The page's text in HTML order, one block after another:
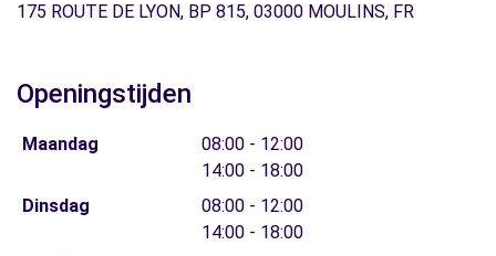
175 ROUTE DE LYON, BP 815, 03000 MOULINS, FR
Openingstijden
Maandag
08:00 - 12:00
14:00 - 18:00
Dinsdag
08:00 - 12:00
14:00 - 18:00